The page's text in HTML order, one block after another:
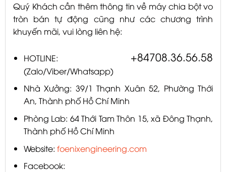
Quý Khách cần thêm thông tin về máy chia bột vo
tròn bán tự động cũng như các chương trình
khuyến mãi, vui lòng liên hệ:
HOTLINE: +84708.36.56.58
(Zalo/Viber/Whatsapp)
Nhà Xưởng: 39/1 Thạnh Xuân 52, Phường Thới
An, Thành phố Hồ Chí Minh
Phòng Lab: 64 Thới Tam Thôn 15, xã Đông Thạnh,
Thành phố Hồ Chí Minh
Website: foenixengineering.com
Facebook: